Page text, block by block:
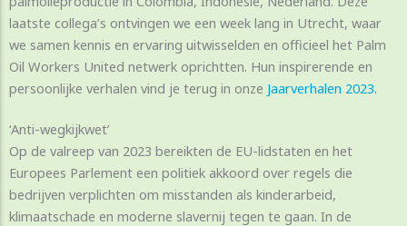
laatste collega’s ontvingen we een week lang in Utrecht, waar
we samen kennis en ervaring uitwisselden en officieel het Palm
Oil Workers United netwerk oprichtten. Hun inspirerende en
persoonlijke verhalen vind je terug in onze Jaarverhalen 2023.
‘Anti-wegkijkwet’
Op de valreep van 2023 bereikten de EU-lidstaten en het
Europees Parlement een politiek akkoord over regels die
bedrijven verplichten om misstanden als kinderarbeid,
klimaatschade en moderne slavernij tegen te gaan. In de